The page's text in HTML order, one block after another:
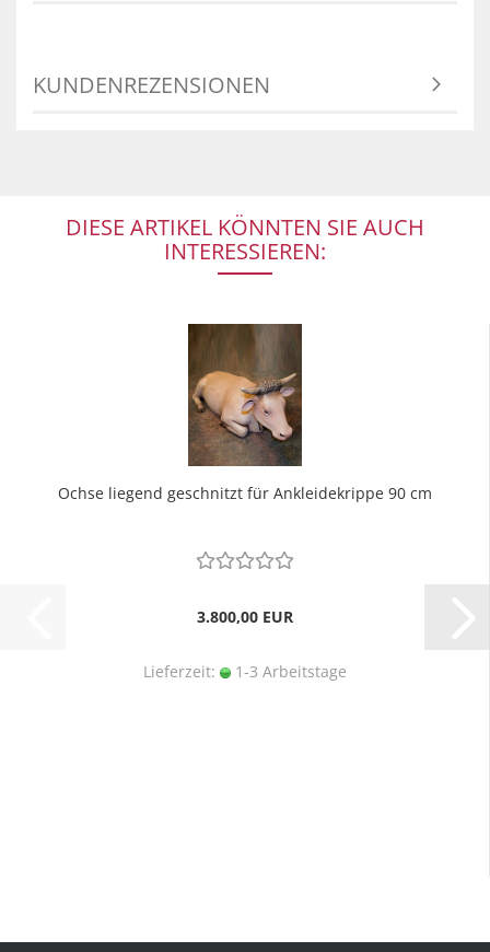
KUNDENREZENSIONEN
DIESE ARTIKEL KÖNNTEN SIE AUCH
INTERESSIEREN:
Ochse liegend geschnitzt für Ankleidekrippe 90 cm
3.800,00 EUR
Lieferzeit: 1-3 Arbeitstage